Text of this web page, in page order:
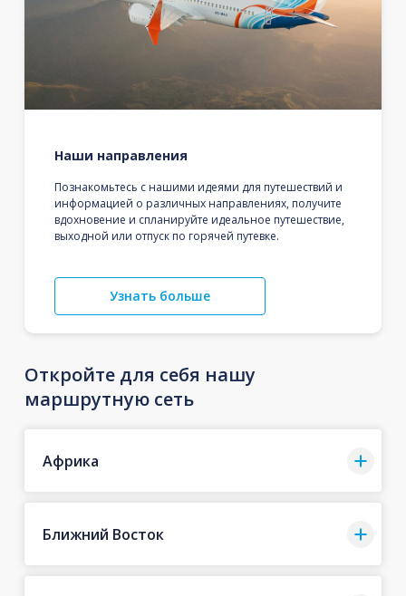
Наши направления
Познакомьтесь с нашими идеями для путешествий и
информацией о различных направлениях, получите
вдохновение и спланируйте идеальное путешествие,
выходной или отпуск по горячей путевке.
Узнать больше
Откройте для себя нашу
маршрутную сеть
Африка
Ближний Восток